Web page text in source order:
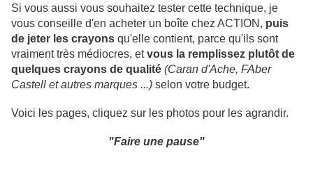
Si vous aussi vous souhaitez tester cette technique, je
vous conseille d'en acheter un boîte chez ACTION, puis
de jeter les crayons qu'elle contient, parce qu'ils sont
vraiment très médiocres, etvous la remplissez plutôt de
quelques crayons de qualité (Caran d'Ache, FAber
Castell et autres marques ...) selon votre budget.
Voici les pages, cliquez sur les photos pour les agrandir.
"Faire une pause"